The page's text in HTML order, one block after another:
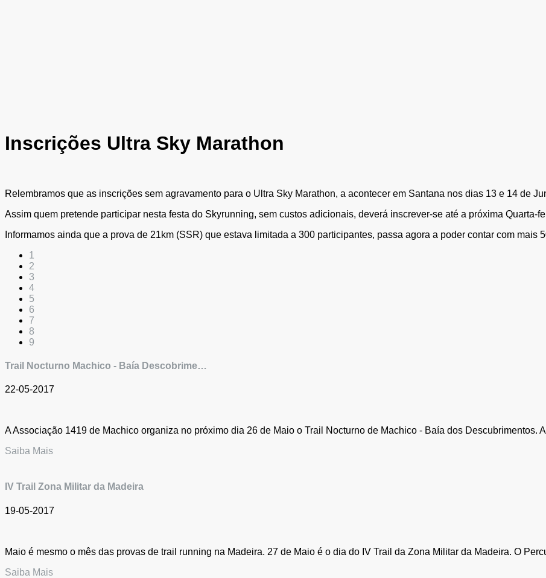
Inscrições Ultra Sky Marathon
Relembramos que as inscrições sem agravamento para o Ultra Sky Marathon, a acontecer em Santana nos dias 13 e 14 de
Assim quem pretende participar nesta festa do Skyrunning, sem custos adicionais, deverá inscrever-se até a próxima Quarta-
Informamos ainda que a prova de 21km (SSR) que estava limitada a 300 participantes, passa agora a poder contar com mais
1
2
3
4
5
6
7
8
9
Trail Nocturno Machico - Baía Descobrime…
22-05-2017
A Associação 1419 de Machico organiza no próximo dia 26 de Maio o Trail Nocturno de Machico - Baía dos Descubrimentos.
Saiba Mais
IV Trail Zona Militar da Madeira
19-05-2017
Maio é mesmo o mês das provas de trail running na Madeira. 27 de Maio é o dia do IV Trail da Zona Militar da Madeira. O
Saiba Mais